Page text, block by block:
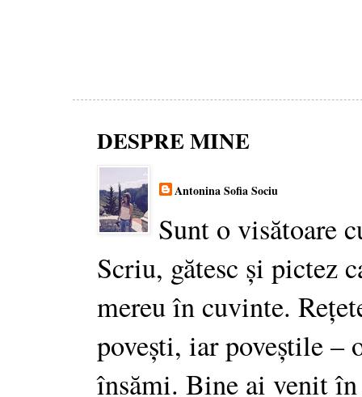
DESPRE MINE
Antonina Sofia Sociu
Sunt o visătoare
Scriu, gătesc și pictez
mereu în cuvinte.
povești, iar poveștile –
însămi. Bine ai venit